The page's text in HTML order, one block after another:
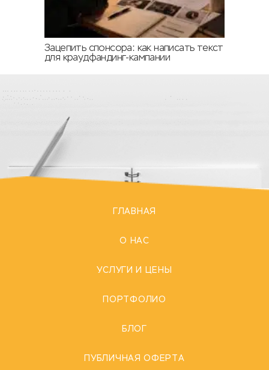
Зацепить спонсора: как написать текст
для краудфандинг-кампании
ГЛАВНАЯ
О НАС
УСЛУГИ И ЦЕНЫ
ПОРТФОЛИО
БЛОГ
ПУБЛИЧНАЯ ОФЕРТА